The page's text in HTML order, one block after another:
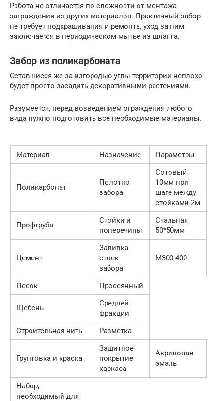
Работа не отличается по сложности от монтажа
заграждения из других материалов. Практичный забор
не требует подкрашивания и ремонта, уход за ним
заключается в периодическом мытье из шланга.
Забор из поликарбоната
Оставшиеся же за изгородью углы территории неплохо
будет просто засадить декоративными растениями.
Разумеется, перед возведением ограждения любого
вида нужно подготовить все необходимые материалы.
Материал Назначение Параметры
Поликарбонат
Полотно
забора
Сотовый
10мм при
шаге между
стойками 2м
Профтруба
Стойки и
поперечины
Стальная
50*50мм
Цемент
Заливка
стоек
забора
М300-400
Песок Просеянный
Щебень
Средней
фракции
Строительная нить
Разметка
Грунтовка и краска
Защитное
покрытие
каркаса
Акриловая
эмаль
Набор,
необходимый для